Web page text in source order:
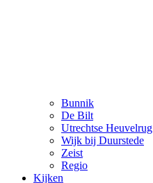
Bunnik
De Bilt
Utrechtse Heuvelrug
Wijk bij Duurstede
Zeist
Regio
Kijken